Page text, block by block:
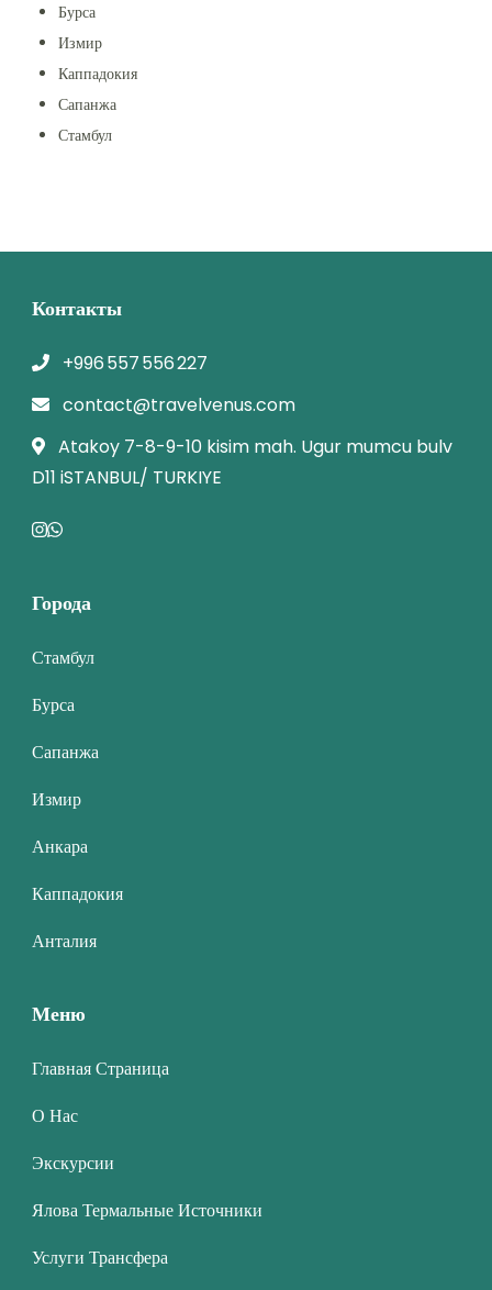
Бурса
Измир
Каппадокия
Сапанжа
Стамбул
Контакты
+996 557 556 227
contact@travelvenus.com
Atakoy 7-8-9-10 kisim mah. Ugur mumcu bulv
D11 iSTANBUL/ TURKIYE
Города
Стамбул
Бурса
Сапанжа
Измир
Анкара
Каппадокия
Анталия
Меню
Главная Страница
О Нас
Экскурсии
Ялова Термальные Источники
Услуги Трансфера